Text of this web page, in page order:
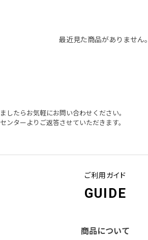
最近見た商品がありません。
したらお気軽にお問い合わせください。
ンターよりご返答させていただきます。
ご利用ガイド
GUIDE
商品について